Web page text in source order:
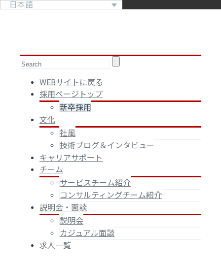
日本語
WEBサイトに戻る
採用ページトップ
新卒採用
文化
社風
技術ブログ＆インタビュー
キャリアサポート
チーム
サービスチーム紹介
コンサルティングチーム紹介
説明会・面談
説明会
カジュアル面談
求人一覧